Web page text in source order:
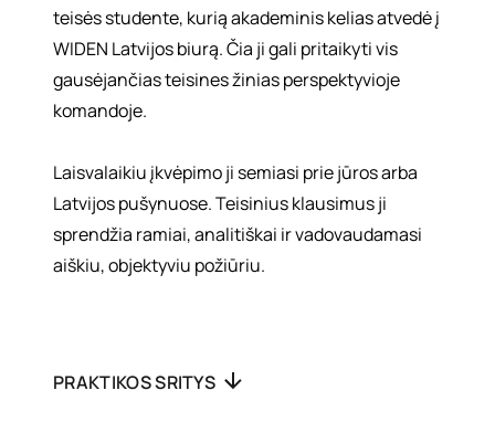
teisės studente, kurią akademinis kelias atvedė į
WIDEN Latvijos biurą. Čia ji gali pritaikyti vis
gausėjančias teisines žinias perspektyvioje
komandoje.
Laisvalaikiu įkvėpimo ji semiasi prie jūros arba
Latvijos pušynuose. Teisinius klausimus ji
sprendžia ramiai, analitiškai ir vadovaudamasi
aiškiu, objektyviu požiūriu.
PRAKTIKOS SRITYS